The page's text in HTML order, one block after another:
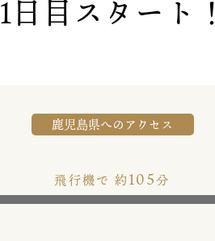
1日目スタート！
鹿児島県へのアクセス
飛行機で 約105分